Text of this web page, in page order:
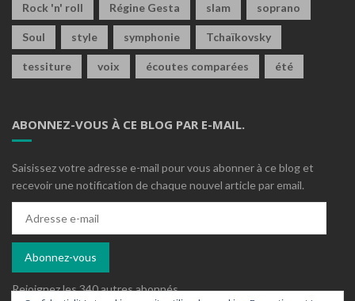
Rock 'n' roll Régine Gesta slam soprano
Soul style symphonie Tchaïkovsky
tessiture voix écoutes comparées été
ABONNEZ-VOUS À CE BLOG PAR E-MAIL.
Saisissez votre adresse e-mail pour vous abonner à ce blog et
recevoir une notification de chaque nouvel article par email.
mail
Abonnez-vous
Rejoignez les 340 autres abonnés